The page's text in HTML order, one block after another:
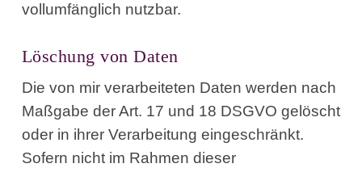
vollumfänglich nutzbar.
Löschung von Daten
Die von mir verarbeiteten Daten werden nach
Maßgabe der Art. 17 und 18 DSGVO gelöscht
oder in ihrer Verarbeitung eingeschränkt.
Sofern nicht im Rahmen dieser